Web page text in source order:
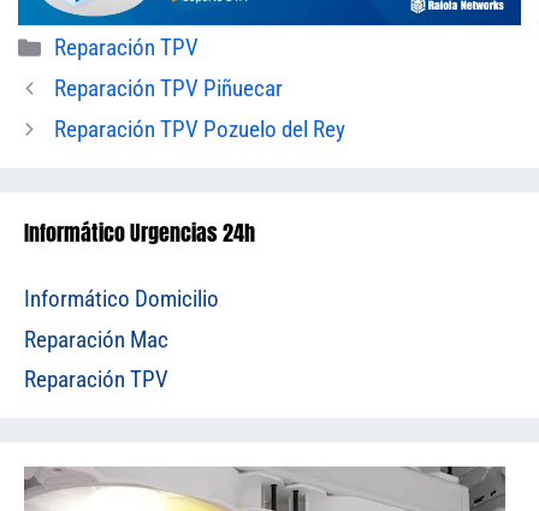
Categorías
Reparación TPV
Reparación TPV Piñuecar
Reparación TPV Pozuelo del Rey
Informático Urgencias 24h
Informático Domicilio
Reparación Mac
Reparación TPV